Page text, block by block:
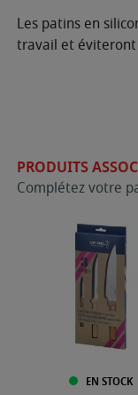
Les patins en
travail et éviteront
PRODUITS
Complétez votre
EN STOCK